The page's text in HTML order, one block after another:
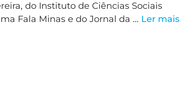
do Instituto de Ciências Sociais
Fala Minas e do Jornal da … Ler mais